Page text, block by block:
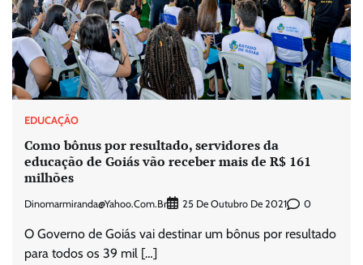
EDUCAÇÃO
Como bônus por resultado, servidores da
educação de Goiás vão receber mais de R$ 161
milhões
Dinomarmiranda@yahoo.com.br 25 De Outubro De 2021 0
O Governo de Goiás vai destinar um bônus por resultado
para todos os 39 mil […]